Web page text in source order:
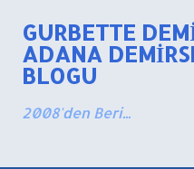
Ana
GURBETTE
ADANA
BLOGU
2008'den Beri...